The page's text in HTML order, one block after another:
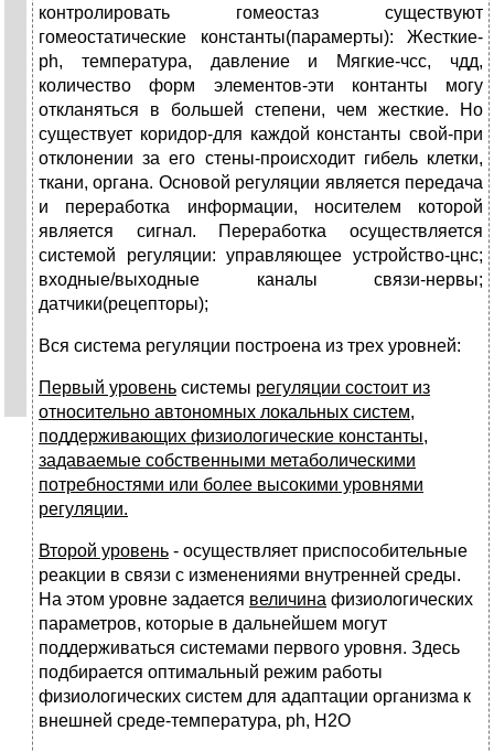
контролировать гомеостаз существуют
гомеостатические константы(парамерты): Жесткие-
ph, температура, давление и Мягкие-чсс, чдд,
количество форм элементов-эти контанты могу
откланяться в большей степени, чем жесткие. Но
существует коридор-для каждой константы свой-при
отклонении за его стены-происходит гибель клетки,
ткани, органа. Основой регуляции является передача
и переработка информации, носителем которой
является сигнал. Переработка осуществляется
системой регуляции: управляющее устройство-цнс;
входные/выходные каналы связи-нервы;
датчики(рецепторы);
Вся система регуляции построена из трех уровней:
Первый уровень системы регуляции состоит из
относительно автономных локальных систем,
поддерживающих физиологические константы,
задаваемые собственными метаболическими
потребностями или более высокими уровнями
регуляции.
Второй уровень - осуществляет приспособительные
реакции в связи с изменениями внутренней среды.
На этом уровне задается величина физиологических
параметров, которые в дальнейшем могут
поддерживаться системами первого уровня. Здесь
подбирается оптимальный режим работы
физиологических систем для адаптации организма к
внешней среде-температура, ph, H2O